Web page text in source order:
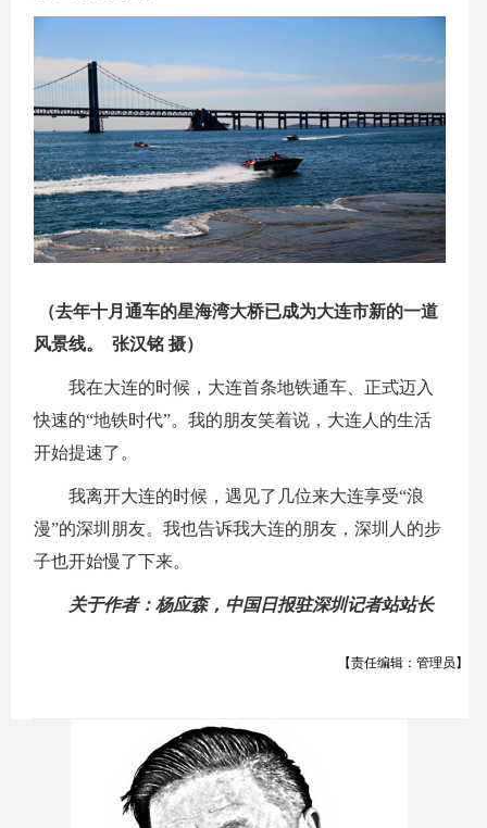
（去年十月通车的星海湾大桥已成为大连市新的一道
风景线。 张汉铭 摄）
我在大连的时候，大连首条地铁通车、正式迈入
快速的“地铁时代”。我的朋友笑着说，大连人的生活
开始提速了。
我离开大连的时候，遇见了几位来大连享受“浪
漫”的深圳朋友。我也告诉我大连的朋友，深圳人的步
子也开始慢了下来。
关于作者：杨应森，中国日报驻深圳记者站站长
【责任编辑：管理员】